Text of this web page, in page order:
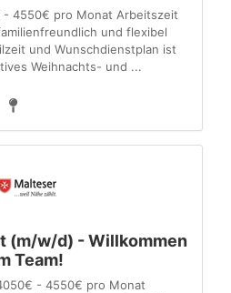
4550€ pro Monat Arbeitszeit
und flexibel
und Wunschdienstplan ist
Weihnachts- und ...
(m/w/d) - Willkommen
Team!
- 4550€ pro Monat